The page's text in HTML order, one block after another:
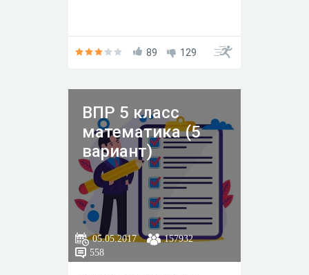
89 129
ВПР 5 класс
математика (5
вариант)
05.05.2017
157932
558